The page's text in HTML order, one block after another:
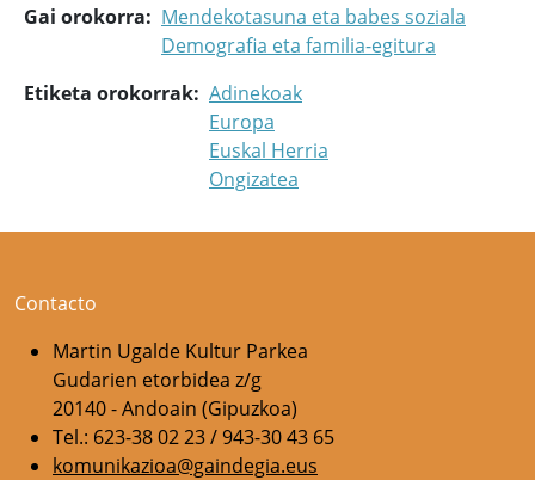
Gai orokorra
Mendekotasuna eta babes soziala
Demografia eta familia-egitura
Etiketa orokorrak Adinekoak
Europa
Euskal Herria
Ongizatea
Contacto
Martin Ugalde Kultur Parkea
Gudarien etorbidea z/g
20140 - Andoain (Gipuzkoa)
Tel.: 623-38 02 23 / 943-30 43 65
komunikazioa@gaindegia.eus